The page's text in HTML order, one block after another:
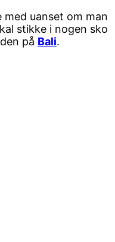
med uanset om man
stikke i nogen sko
på Bali.